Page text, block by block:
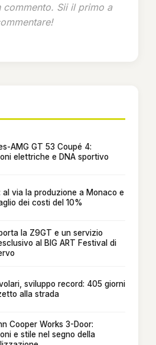
commento. Sii il primo a
AMG GT 53 Coupé 4:
elettriche e DNA sportivo
al via la produzione a Monaco e
dei costi del 10%
la Z9GT e un servizio
al BIG ART Festival di
sviluppo record: 405 giorni
alla strada
Cooper Works 3-Door:
e stile nel segno della